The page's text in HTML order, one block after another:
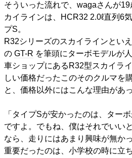
そういった流れで、wagaさんが
カイラインは、HCR32 2.0ℓ直列6
プS。
R32シリーズのスカイラインとい
の GT-R を筆頭にターボモデルが
車ショップにあるR32型スカイラ
しい価格だったこのそのクルマを
と、価格以外にはこんな理由があ
「タイプSが安かったのは、ター
ですよ。でもね、僕はそれでいい
なら、走りにはあまり興味が無か
重要だったのは、小学校の時に立